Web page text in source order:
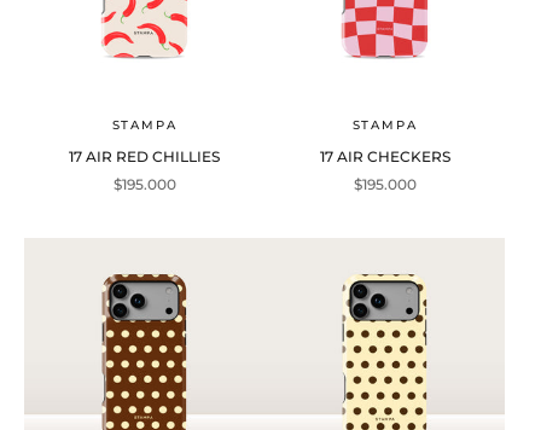
STAMPA
17 AIR RED CHILLIES
Precio de oferta
$195.000
STAMPA
17 AIR CHECKERS
Precio de oferta
$195.000